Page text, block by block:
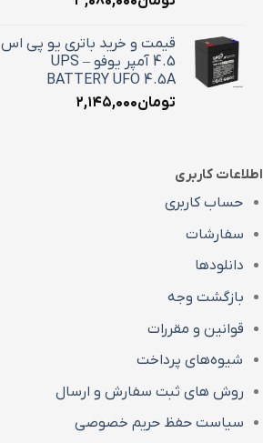
قیمت و خرید باتری یو پی اس
4.5 آمپر یوفو – UPS
BATTERY UFO 4.5A
تومان۲,۱۴۵,۰۰۰
اطلاعات کاربری
حساب کاربری
سفارشات
دانلودها
بازگشت وجه
قوانین و مقررات
شیوه‌های پرداخت
روش های ثبت سفارش و ارسال
سیاست حفظ حریم خصوصی